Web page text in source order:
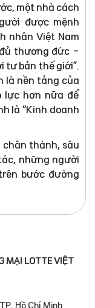
một nhà cách
được mệnh
nhân Việt Nam
thương đức -
bản thế giới”.
là nền tảng của
lực hơn nữa để
là “Kinh doanh
thành, sâu
những người
bước đường
MẠI LOTTE VIỆT
Hồ Chí Minh